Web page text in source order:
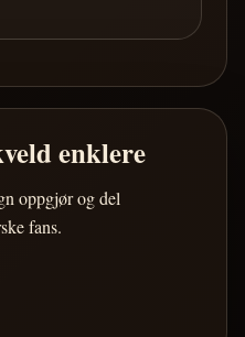
enklere
oppgjør og del
fans.